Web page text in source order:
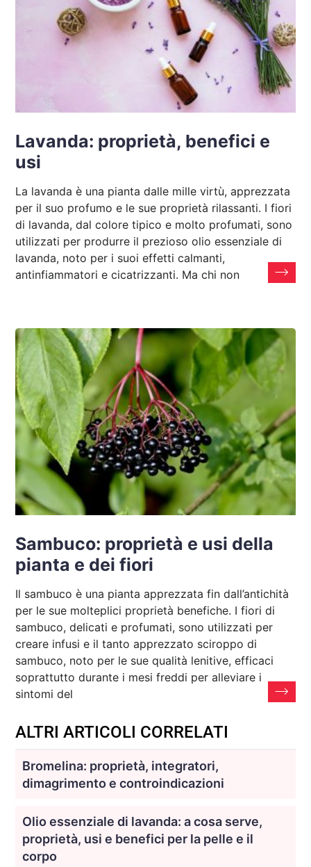
Lavanda: proprietà, benefici e
usi
La lavanda è una pianta dalle mille virtù, apprezzata
per il suo profumo e le sue proprietà rilassanti. I fiori
di lavanda, dal colore tipico e molto profumati, sono
utilizzati per produrre il prezioso olio essenziale di
lavanda, noto per i suoi effetti calmanti,
antinfiammatori e cicatrizzanti. Ma chi non
Sambuco: proprietà e usi della
pianta e dei fiori
Il sambuco è una pianta apprezzata fin dall’antichità
per le sue molteplici proprietà benefiche. I fiori di
sambuco, delicati e profumati, sono utilizzati per
creare infusi e il tanto apprezzato sciroppo di
sambuco, noto per le sue qualità lenitive, efficaci
soprattutto durante i mesi freddi per alleviare i
sintomi del
ALTRI ARTICOLI CORRELATI
Bromelina: proprietà, integratori,
dimagrimento e controindicazioni
Olio essenziale di lavanda: a cosa serve,
proprietà, usi e benefici per la pelle e il
corpo